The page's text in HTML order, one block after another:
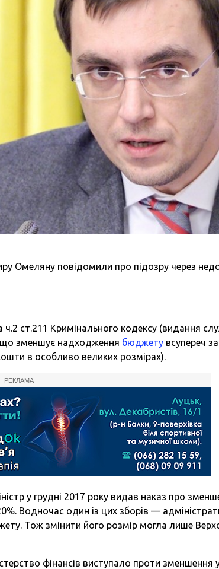
Омеляну повідомили про підозру через
ч.2 ст.211 Кримінального кодексу (видання
зменшує надходження бюджету всупереч
в особливо великих розмірах).
РЕКЛАМА
у грудні 2017 року видав наказ про
Водночас один із цих зборів —
Тож змінити його розмір могла лише
фінансів виступало проти зменшення